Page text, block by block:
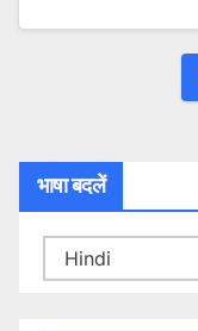
भाषा बदलें